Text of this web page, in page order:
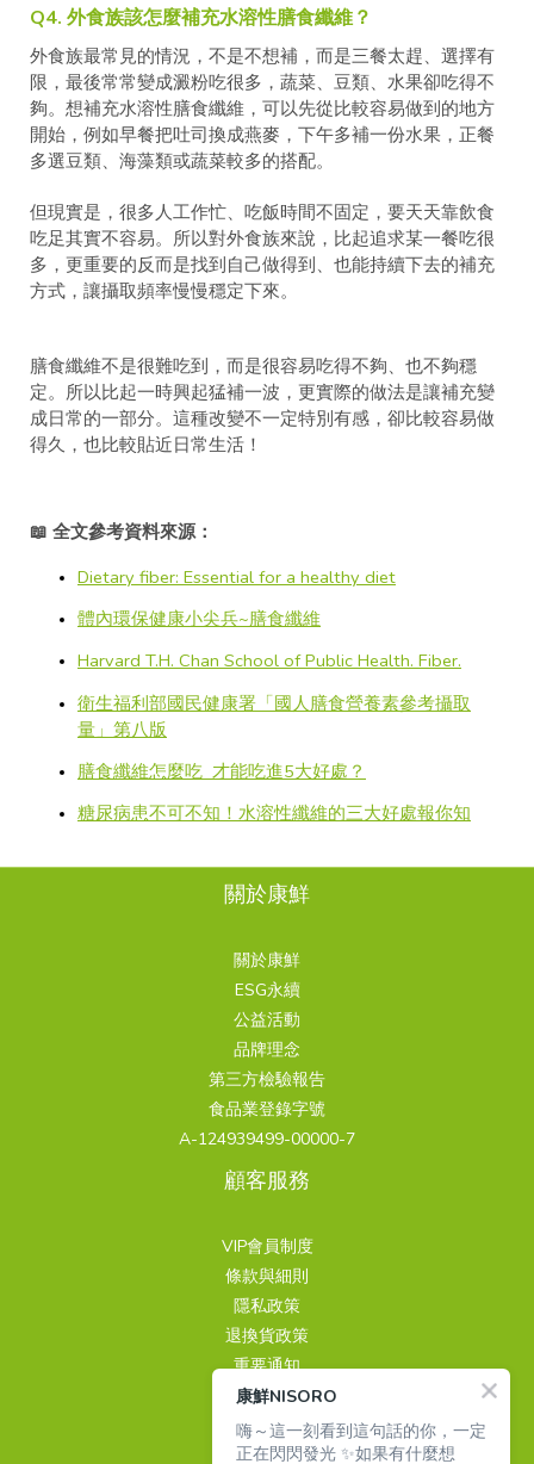
Q4. 外食族該怎麼補充水溶性膳食纖維？
外食族最常見的情況，不是不想補，而是三餐太趕、選擇有
限，最後常常變成澱粉吃很多，蔬菜、豆類、水果卻吃得不
夠。想補充水溶性膳食纖維，可以先從比較容易做到的地方
開始，例如早餐把吐司換成燕麥，下午多補一份水果，正餐
多選豆類、海藻類或蔬菜較多的搭配。
但現實是，很多人工作忙、吃飯時間不固定，要天天靠飲食
吃足其實不容易。所以對外食族來說，比起追求某一餐吃很
多，更重要的反而是找到自己做得到、也能持續下去的補充
方式，讓攝取頻率慢慢穩定下來。
膳食纖維不是很難吃到，而是很容易吃得不夠、也不夠穩
定。所以比起一時興起猛補一波，更實際的做法是讓補充變
成日常的一部分。這種改變不一定特別有感，卻比較容易做
得久，也比較貼近日常生活！
📖 全文參考資料來源：
Dietary fiber: Essential for a healthy diet
體內環保健康小尖兵~膳食纖維
Harvard T.H. Chan School of Public Health. Fiber.
衛生福利部國民健康署「國人膳食營養素參考攝取
量」第八版
膳食纖維怎麼吃 才能吃進5大好處？
糖尿病患不可不知！水溶性纖維的三大好處報你知
關於康鮮
關於康鮮
ESG永續
公益活動
品牌理念
第三方檢驗報告
食品業登錄字號
A-124939499-00000-7
顧客服務
VIP會員制度
條款與細則
隱私政策
退換貨政策
重要通知
聯繫我們
康鮮NISORO
嗨～這一刻看到這句話的你，一定
正在閃閃發光 ✨如果有什麼想